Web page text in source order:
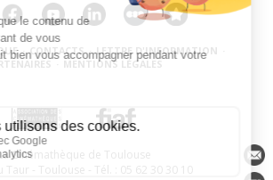
· CONTACTS · LETTRE D'INFORMATION
· MENTIONS LÉGALES
Cinémathèque de Toulouse
Taur - Toulouse - Tél. : 05 62 30 30 10